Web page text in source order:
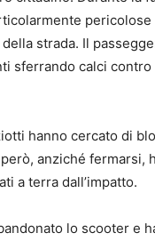
strada. Il
sferrando calci contro
hanno cercato di
anziché fermarsi,
a terra dall’impatto.
lo scooter e